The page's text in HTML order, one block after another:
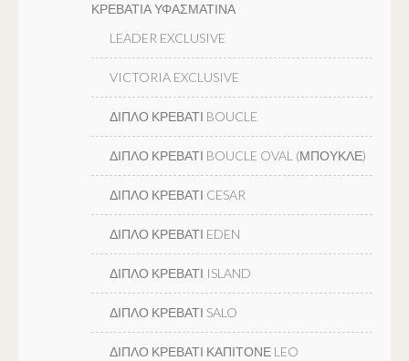
ΚΡΕΒΑΤΙΑ ΥΦΑΣΜΑΤΙΝΑ
LEADER EXCLUSIVE
VICTORIA EXCLUSIVE
ΔΙΠΛΟ ΚΡΕΒΑΤΙ BOUCLE
ΔΙΠΛΟ ΚΡΕΒΑΤΙ BOUCLE OVAL (ΜΠΟΥΚΛΕ)
ΔΙΠΛΟ ΚΡΕΒΑΤΙ CESAR
ΔΙΠΛΟ ΚΡΕΒΑΤΙ EDEN
ΔΙΠΛΟ ΚΡΕΒΑΤΙ ISLAND
ΔΙΠΛΟ ΚΡΕΒΑΤΙ SALO
ΔΙΠΛΟ ΚΡΕΒΑΤΙ ΚΑΠΙΤΟΝΕ LEO